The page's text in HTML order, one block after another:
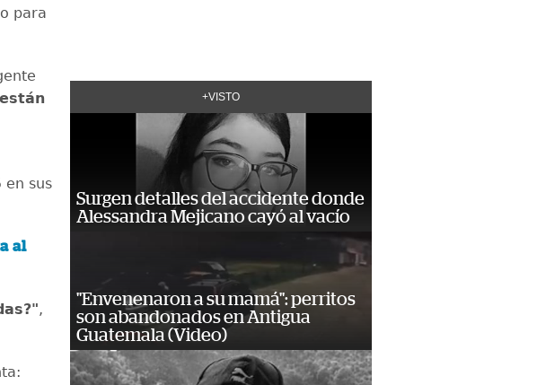
para
en sus
al
,
+VISTO
Surgen detalles del accidente donde
Alessandra Mejicano cayó al vacío
"Envenenaron a su mamá": perritos
son abandonados en Antigua
Guatemala (Video)